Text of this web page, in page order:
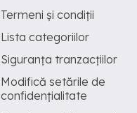
Termeni și condiții
Lista categoriilor
Siguranța tranzacțiilor
Modifică setările de
confidențialitate